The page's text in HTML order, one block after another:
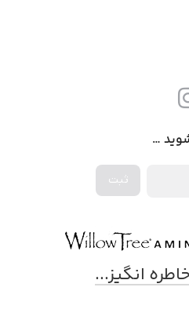
…
انگیز...